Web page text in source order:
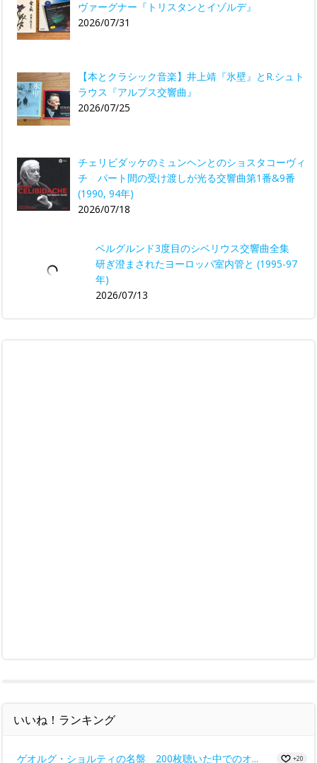
ヴァーグナー『トリスタンとイゾルデ』
2026/07/31
【本とクラシック音楽】井上靖『氷壁』とR.シュト
ラウス『アルプス交響曲』
2026/07/25
チェリビダッケのミュンヘンとのショスタコーヴィ
チ パート間の受け渡しが光る交響曲第1番&9番
(1990, 94年)
2026/07/18
ベルグルンド3度目のシベリウス交響曲全集
研ぎ澄まされたヨーロッパ室内管と (1995-97
年)
2026/07/13
いいね！ランキング
ゲオルグ・ショルティの名盤 200枚聴いた中でのオ... +20